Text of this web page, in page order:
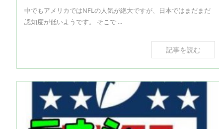
中でもアメリカではNFLの人気が絶大ですが、日本ではまだまだ
認知度が低いようです。 そこで ...
記事を読む